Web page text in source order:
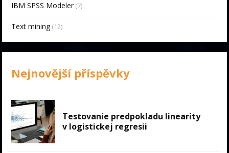
IBM SPSS Modeler (7)
Text mining (12)
Nejnovější příspěvky
Testovanie predpokladu linearity
v logistickej regresii